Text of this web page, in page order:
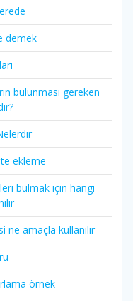
demek
bulunması gereken
ekleme
bulmak için hangi
amaçla kullanılır
örnek